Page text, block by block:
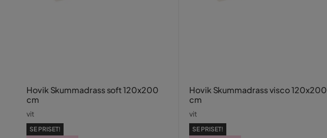
Hovik Skummadrass soft 120x200
cm
vit
SE PRISET!
Hovik Skummadrass visco 120x200
cm
vit
SE PRISET!